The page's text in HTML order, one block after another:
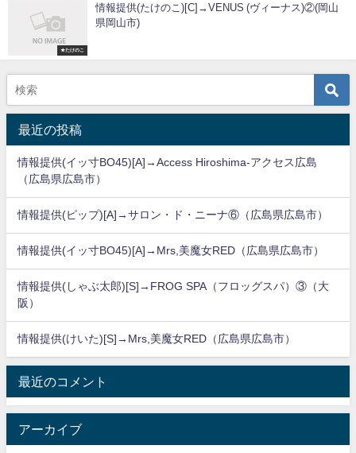
★たけのこ
情報提供(たけのこ)[C]→VENUS (ヴィーナス)②(岡山
県岡山市)
最近の投稿
情報提供(イッ寸BO45)[A]→Access Hiroshima-アクセス広島
（広島県広島市）
情報提供(ピップ)[A]→サロン・ド・ニーナ⑥（広島県広島市）
情報提供(イッ寸BO45)[A]→Mrs,美魔女RED（広島県広島市）
情報提供(しゃぶ太郎)[S]→FROG SPA（フロッグスパ）③（大
阪）
情報提供(けいた)[S]→Mrs,美魔女RED（広島県広島市）
最近のコメント
アーカイブ